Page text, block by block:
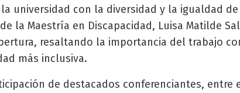
universidad con la diversidad y la igualdad
la Maestría en Discapacidad, Luisa Matilde
resaltando la importancia del trabajo
más inclusiva.
de destacados conferenciantes, entre